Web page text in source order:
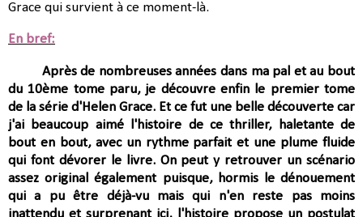
Grace qui survient à ce moment-là.
En bref:
Après de nombreuses années dans ma pal et au bout
du 10ème tome paru, je découvre enfin le premier tome
de la série d'Helen Grace. Et ce fut une belle découverte car
j'ai beaucoup aimé l'histoire de ce thriller, haletante de
bout en bout, avec un rythme parfait et une plume fluide
qui font dévorer le livre. On peut y retrouver un scénario
assez original également puisque, hormis le dénouement
qui a pu être déjà-vu mais qui n'en reste pas moins
inattendu et surprenant ici, l'histoire propose un postulat